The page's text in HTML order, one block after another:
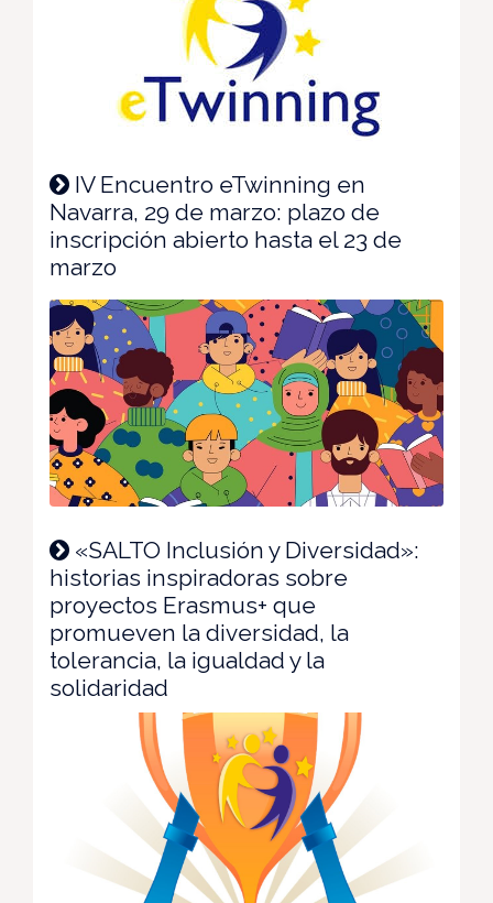
IV Encuentro eTwinning en
Navarra, 29 de marzo: plazo de
inscripción abierto hasta el 23 de
marzo
«SALTO Inclusión y Diversidad»:
historias inspiradoras sobre
proyectos Erasmus+ que
promueven la diversidad, la
tolerancia, la igualdad y la
solidaridad